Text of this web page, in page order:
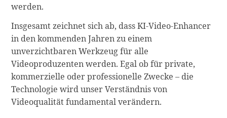
werden.
Insgesamt zeichnet sich ab, dass KI-Video-Enhancer
in den kommenden Jahren zu einem
unverzichtbaren Werkzeug für alle
Videoproduzenten werden. Egal ob für private,
kommerzielle oder professionelle Zwecke – die
Technologie wird unser Verständnis von
Videoqualität fundamental verändern.